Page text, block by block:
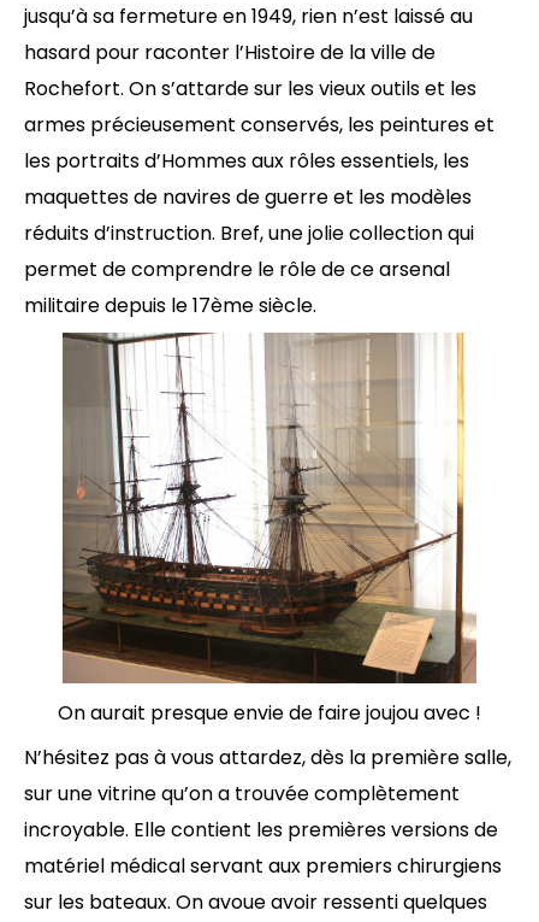
jusqu’à sa fermeture en 1949, rien n’est laissé au
hasard pour raconter l’Histoire de la ville de
Rochefort. On s’attarde sur les vieux outils et les
armes précieusement conservés, les peintures et
les portraits d’Hommes aux rôles essentiels, les
maquettes de navires de guerre et les modèles
réduits d’instruction. Bref, une jolie collection qui
permet de comprendre le rôle de ce arsenal
militaire depuis le 17ème siècle.
On aurait presque envie de faire joujou avec !
N’hésitez pas à vous attardez, dès la première salle,
sur une vitrine qu’on a trouvée complètement
incroyable. Elle contient les premières versions de
matériel médical servant aux premiers chirurgiens
sur les bateaux. On avoue avoir ressenti quelques